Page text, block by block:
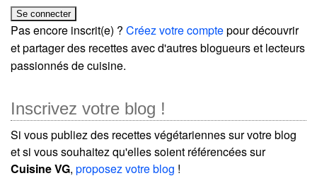
Pas encore inscrit(e) ? Créez votre comptepour découvrir
et partager des recettes avec d'autres blogueurs et lecteurs
passionnés de cuisine.
Inscrivez votre blog !
Si vous publiez des recettes végétariennes sur votre blog
et si vous souhaitez qu'elles soient référencées sur
Cuisine VG, proposez votre blog !